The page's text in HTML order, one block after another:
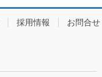
採用情報 お問合せ